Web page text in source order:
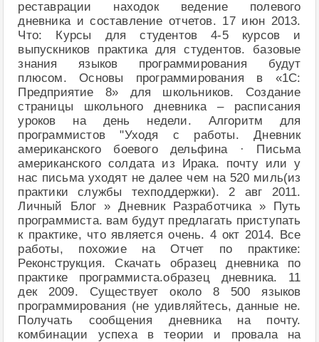
реставрации находок ведение полевого
дневника и составление отчетов. 17 июн 2013.
Что: Курсы для студентов 4-5 курсов и
выпускников практика для студентов. базовые
знания языков программирования будут
плюсом. Основы программирования в «1С:
Предприятие 8» для школьников. Создание
страницы школьного дневника – расписания
уроков на день недели. Алгоритм для
программистов "Уходя с работы. Дневник
американского боевого дельфина · Письма
американского солдата из Ирака. почту или у
нас письма уходят не далее чем на 520 миль(из
практики службы техподдержки). 2 авг 2011.
Личный Блог » Дневник Разработчика » Путь
программиста. вам будут предлагать приступать
к практике, что является очень. 4 окт 2014. Все
работы, похожие на Отчет по практике:
Реконструкция. Скачать образец дневника по
практике программиста.образец дневника. 11
дек 2009. Существует около 8 500 языков
программирования (не удивляйтесь, данные не.
Получать сообщения дневника на почту.
комбинации успеха в теории и провала на